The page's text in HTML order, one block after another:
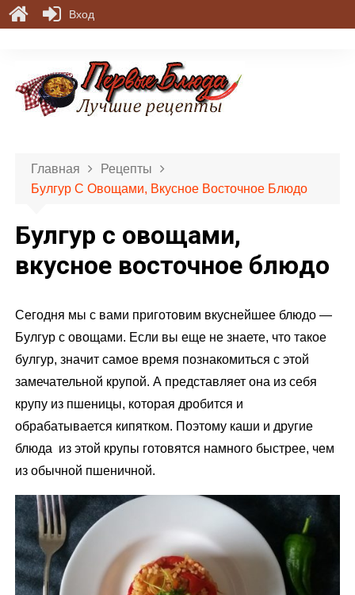
Главная
Рецепты
Булгур С Овощами, Вкусное Восточное Блюдо
Булгур с овощами,
вкусное восточное блюдо
Сегодня мы с вами приготовим вкуснейшее блюдо —
Булгур с овощами. Если вы еще не знаете, что такое
булгур, значит самое время познакомиться с этой
замечательной крупой. А представляет она из себя
крупу из пшеницы, которая дробится и
обрабатывается кипятком. Поэтому каши и другие
блюда из этой крупы готовятся намного быстрее, чем
из обычной пшеничной.
Вход